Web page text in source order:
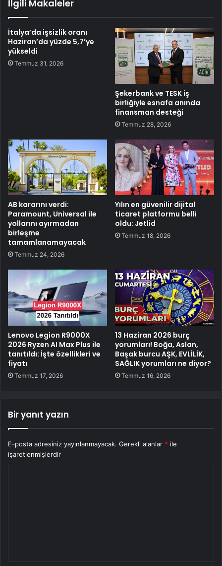
İlgili Makaleler
İtalya’da işsizlik oranı
Haziran’da yüzde 5,7’ye
yükseldi
Temmuz 31, 2026
Şekerbank ve TESK iş
birliğiyle esnafa anında
finansman desteği
Temmuz 28, 2026
AB kararını verdi:
Paramount, Universal ile
yollarını ayırmadan
birleşme
tamamlanamayacak
Temmuz 24, 2026
Yılın en güvenilir dijital
ticaret platformu belli
oldu: Jetlid
Temmuz 18, 2026
Lenovo Legion R9000X
2026 Ryzen AI Max Plus ile
tanıtıldı: İşte özellikleri ve
fiyatı
Temmuz 17, 2026
13 Haziran 2026 burç
yorumları! Boğa, Aslan,
Başak burcu AŞK, EVLİLİK,
SAĞLIK yorumları ne diyor?
Temmuz 16, 2026
Bir yanıt yazın
E-posta adresiniz yayınlanmayacak. Gerekli alanlar * ile
işaretlenmişlerdir